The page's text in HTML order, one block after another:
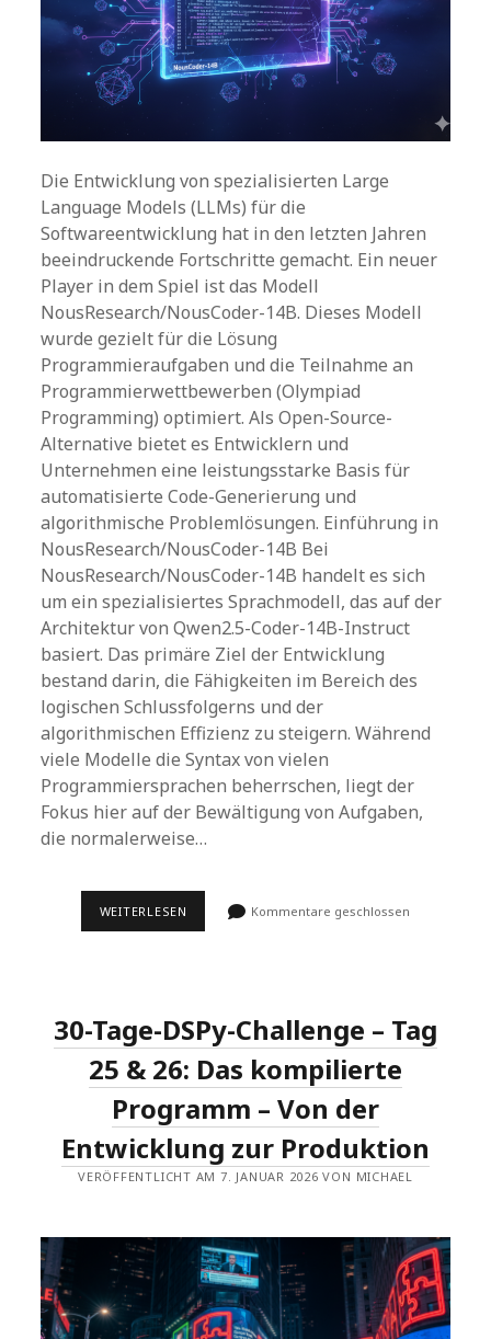
Die Entwicklung von spezialisierten Large
Language Models (LLMs) für die
Softwareentwicklung hat in den letzten Jahren
beeindruckende Fortschritte gemacht. Ein neuer
Player in dem Spiel ist das Modell
NousResearch/NousCoder-14B. Dieses Modell
wurde gezielt für die Lösung
Programmieraufgaben und die Teilnahme an
Programmierwettbewerben (Olympiad
Programming) optimiert. Als Open-Source-
Alternative bietet es Entwicklern und
Unternehmen eine leistungsstarke Basis für
automatisierte Code-Generierung und
algorithmische Problemlösungen. Einführung in
NousResearch/NousCoder-14B Bei
NousResearch/NousCoder-14B handelt es sich
um ein spezialisiertes Sprachmodell, das auf der
Architektur von Qwen2.5-Coder-14B-Instruct
basiert. Das primäre Ziel der Entwicklung
bestand darin, die Fähigkeiten im Bereich des
logischen Schlussfolgerns und der
algorithmischen Effizienz zu steigern. Während
viele Modelle die Syntax von vielen
Programmiersprachen beherrschen, liegt der
Fokus hier auf der Bewältigung von Aufgaben,
die normalerweise…
WEITERLESEN NOUSRESEARCH/NOUSCODER-
FÜR
PROGRAMMIERUNG
Kommentare geschlossen
30-Tage-DSPy-Challenge – Tag
25 & 26: Das kompilierte
Programm – Von der
Entwicklung zur Produktion
VERÖFFENTLICHT AM 7. JANUAR 2026 VON MICHAEL